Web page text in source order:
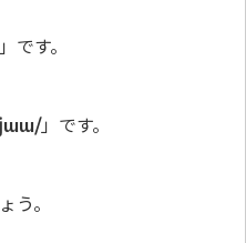
」です。
」です。
う。